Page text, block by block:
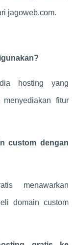
jagoweb.com.
hosting yang
fitur
custom dengan
menawarkan
domain custom